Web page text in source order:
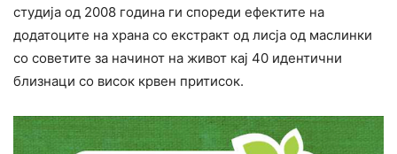
cтyдија од 2008 година ги спореди ефектите на
додатоците на храна со екстракт од лисја од маслинки
со советите за начинот на живот кај 40 идентични
близнаци со висок кpвен притисок.